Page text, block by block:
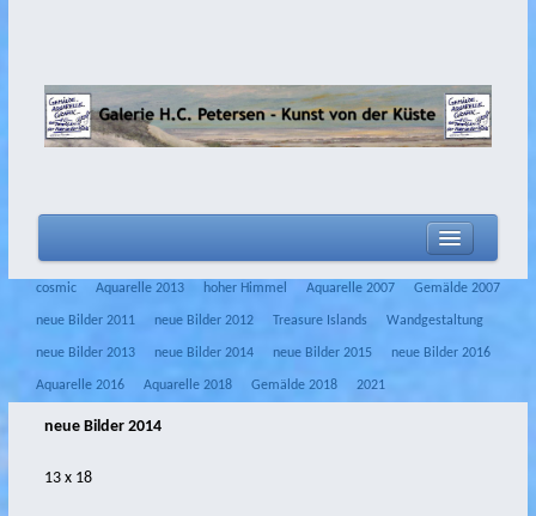
home
Aktuelles
Biografie
Zeichnungen
cosmic Aquarelle 2013 hoher Himmel Aquarelle 2007 Gemälde 2007
neue Bilder 2011 neue Bilder 2012 Treasure Islands Wandgestaltung
neue Bilder 2013 neue Bilder 2014 neue Bilder 2015 neue Bilder 2016
Aquarelle 2016 Aquarelle 2018 Gemälde 2018 2021
neue Bilder 2014
13 x 18